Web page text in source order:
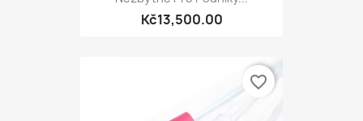
Kč13,500.00
favorite_border